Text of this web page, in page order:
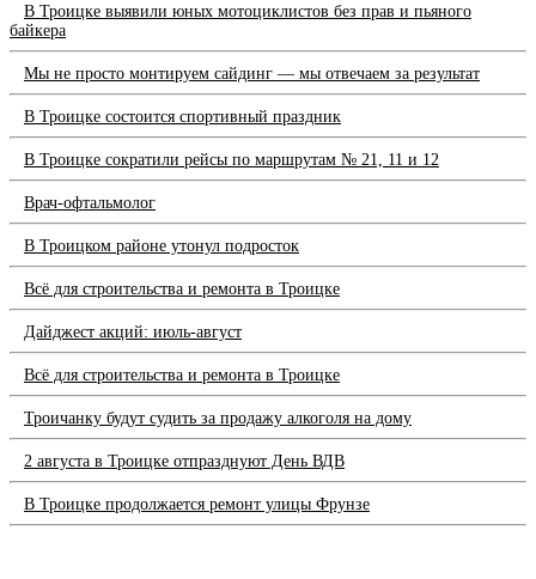
В Троицке выявили юных мотоциклистов без прав и пьяного
байкера
Мы не просто монтируем сайдинг — мы отвечаем за результат
В Троицке состоится спортивный праздник
В Троицке сократили рейсы по маршрутам № 21, 11 и 12
Врач-офтальмолог
В Троицком районе утонул подросток
Всё для строительства и ремонта в Троицке
Дайджест акций: июль-август
Всё для строительства и ремонта в Троицке
Троичанку будут судить за продажу алкоголя на дому
2 августа в Троицке отпразднуют День ВДВ
В Троицке продолжается ремонт улицы Фрунзе